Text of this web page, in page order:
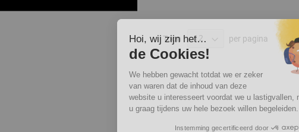
Toon per pagina
de Cookies!
We hebben gewacht totdat we er zeker
van waren dat de inhoud van deze
website u interesseert voordat we u lastigvallen, maar we zouden
u graag tijdens uw hele bezoek willen begeleiden... OK voor u?
Instemming gecertificeerd door